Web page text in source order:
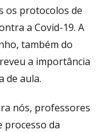
os protocolos de
a Covid-19. A
também do
a importância
de aula.
nós, professores
processo da